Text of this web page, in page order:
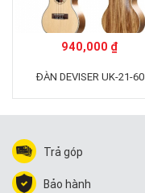
940,000 ₫
ĐÀN DEVISER UK-21-60
Trả góp
Bảo hành